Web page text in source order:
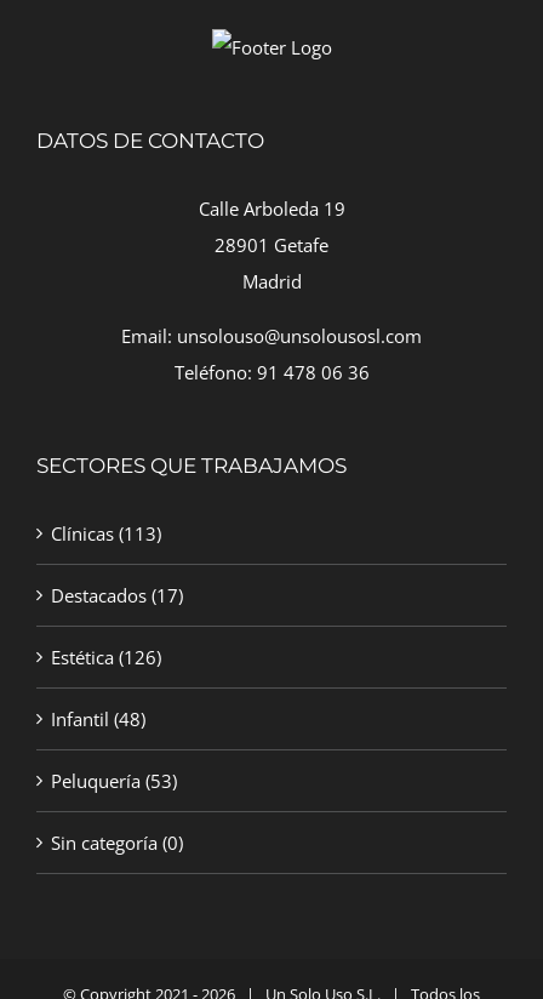
DATOS DE CONTACTO
Calle Arboleda 19
28901 Getafe
Madrid
Email: unsolouso@unsolousosl.com
Teléfono: 91 478 06 36
SECTORES QUE TRABAJAMOS
Clínicas (113)
Destacados (17)
Estética (126)
Infantil (48)
Peluquería (53)
Sin categoría (0)
© Copyright 2021 - 2026 | Un Solo Uso S.L. | Todos los